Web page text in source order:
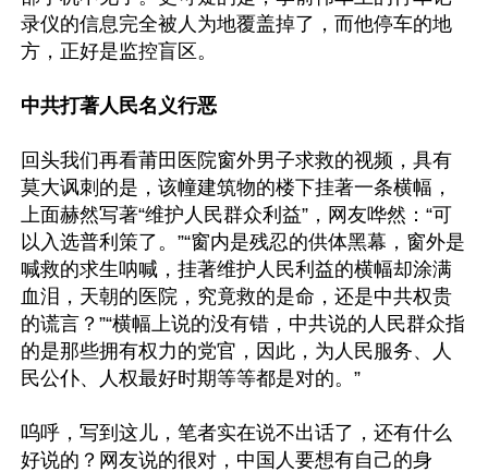
录仪的信息完全被人为地覆盖掉了，而他停车的地
方，正好是监控盲区。
中共打著人民名义行恶
回头我们再看莆田医院窗外男子求救的视频，具有
莫大讽刺的是，该幢建筑物的楼下挂著一条横幅，
上面赫然写著“维护人民群众利益”，网友哗然：“可
以入选普利策了。”“窗内是残忍的供体黑幕，窗外是
喊救的求生呐喊，挂著维护人民利益的横幅却涂满
血泪，天朝的医院，究竟救的是命，还是中共权贵
的谎言？”“横幅上说的没有错，中共说的人民群众指
的是那些拥有权力的党官，因此，为人民服务、人
民公仆、人权最好时期等等都是对的。”
呜呼，写到这儿，笔者实在说不出话了，还有什么
好说的？网友说的很对，中国人要想有自己的身